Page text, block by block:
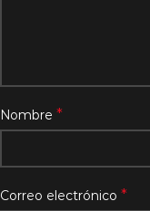
Nombre *
Correo electrónico *